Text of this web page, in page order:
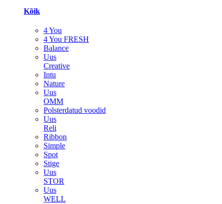
Kõik
4 You
4 You FRESH
Balance
Uus
Creative
Intu
Nature
Uus
OMM
Polsterdatud voodid
Uus
Reli
Ribbon
Simple
Spot
Stige
Uus
STOR
Uus
WELL